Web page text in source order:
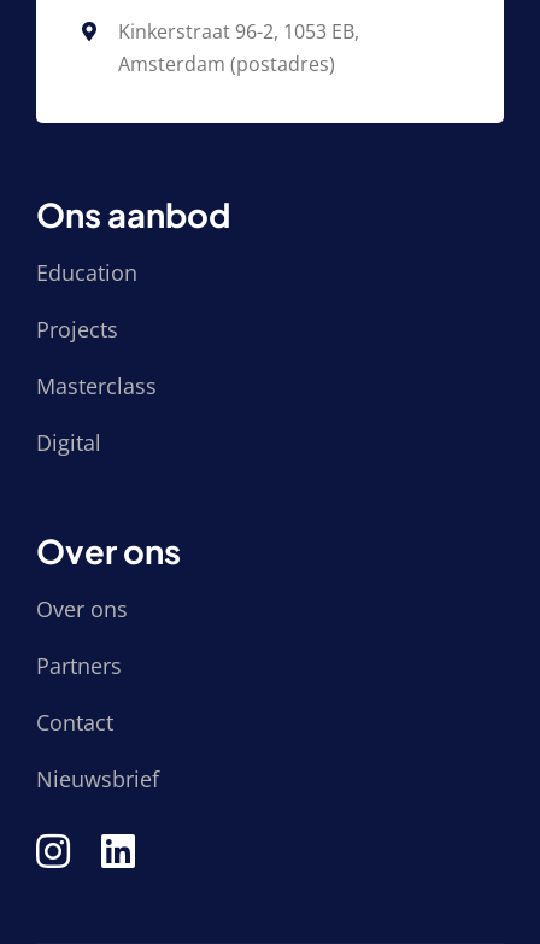
Kinkerstraat 96-2, 1053 EB,
Amsterdam (postadres)
Ons aanbod
Education
Projects
Masterclass
Digital
Over ons
Over ons
Partners
Contact
Nieuwsbrief